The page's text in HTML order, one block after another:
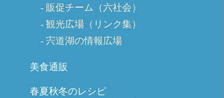
販促チーム（六社会）
観光広場（リンク集）
宍道湖の情報広場
美食通販
春夏秋冬のレシピ